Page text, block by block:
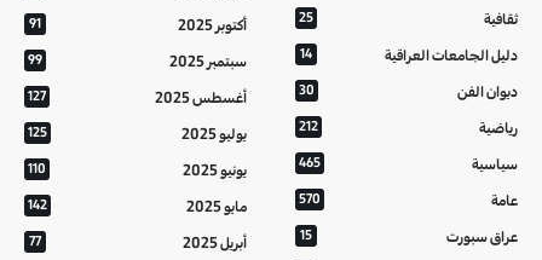
ثقافية 25
دليل الجامعات العراقية 14
ديوان الفن 30
رياضية 212
سياسية 465
عامة 570
عراق سبورت 15
أكتوبر 2025 91
سبتمبر 2025 99
أغسطس 2025 127
يوليو 2025 125
يونيو 2025 110
مايو 2025 142
أبريل 2025 77